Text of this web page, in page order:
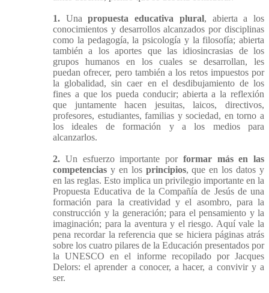
1. Unapropuesta educativa plural, abierta a los
conocimientos y desarrollos alcanzados por disciplinas
como la pedagogía, la psicología y la filosofía; abierta
también a los aportes que las idiosincrasias de los
grupos humanos en los cuales se desarrollan, les
puedan ofrecer, pero también a los retos impuestos por
la globalidad, sin caer en el desdibujamiento de los
fines a que los pueda conducir; abierta a la reflexión
que juntamente hacen jesuitas, laicos, directivos,
profesores, estudiantes, familias y sociedad, en torno a
los ideales de formación y a los medios para
alcanzarlos.
2. Un esfuerzo importante por formar más en las
competencias y en losprincipios, que en los datos y
en las reglas. Esto implica un privilegio importante en la
Propuesta Educativa de la Compañía de Jesús de una
formación para la creatividad y el asombro, para la
construcción y la generación; para el pensamiento y la
imaginación; para la aventura y el riesgo. Aquí vale la
pena recordar la referencia que se hiciera páginas atrás
sobre los cuatro pilares de la Educación presentados por
la UNESCO en el informe recopilado por Jacques
Delors: el aprender a conocer, a hacer, a convivir y a
ser.